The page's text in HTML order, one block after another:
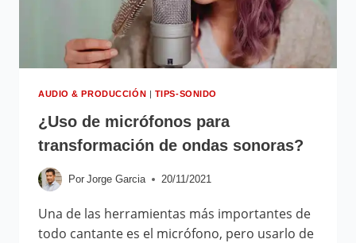
AUDIO & PRODUCCIÓN | TIPS-SONIDO
¿Uso de micrófonos para
transformación de ondas sonoras?
Por Jorge Garcia 20/11/2021
Una de las herramientas más importantes de
todo cantante es el micrófono, pero usarlo de